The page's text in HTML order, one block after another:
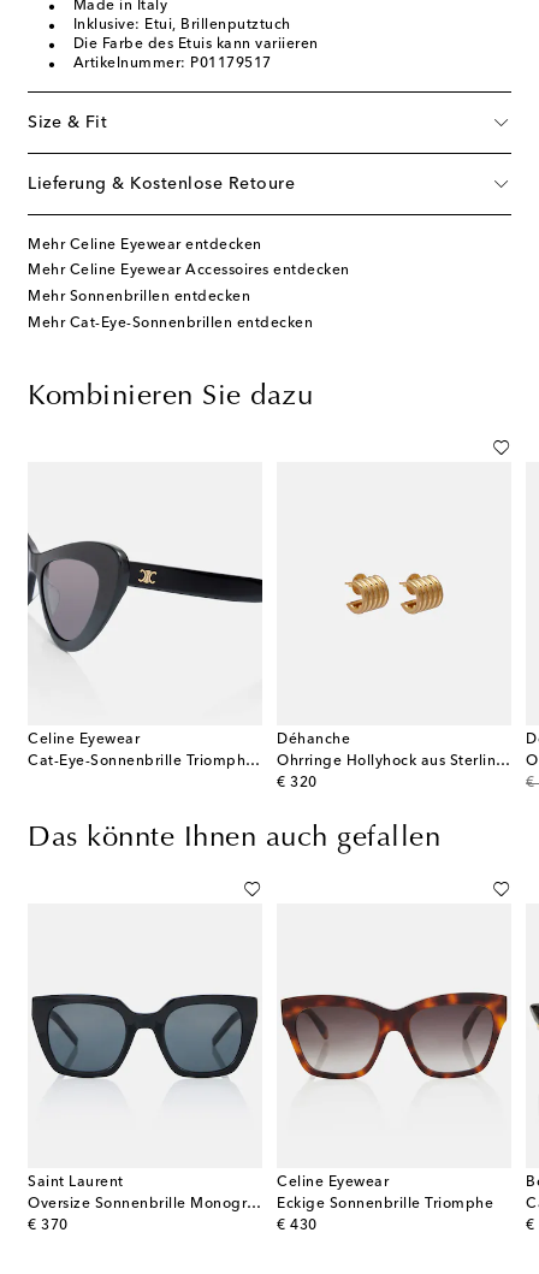
Made in Italy
Inklusive: Etui, Brillenputztuch
Die Farbe des Etuis kann variieren
Artikelnummer: P01179517
Size & Fit
Lieferung & Kostenlose Retoure
Mehr Celine Eyewear entdecken
Mehr Celine Eyewear Accessoires entdecken
Mehr Sonnenbrillen entdecken
Mehr Cat-Eye-Sonnenbrillen entdecken
Kombinieren Sie dazu
Celine Eyewear
Cat-Eye-Sonnenbrille Triomphe Mini
Déhanche
Ohrringe Hollyhock aus Sterlingsilber
€ 320
original price
€
Das könnte Ihnen auch gefallen
Saint Laurent
Oversize Sonnenbrille Monogram
€ 370
original price
Celine Eyewear
Eckige Sonnenbrille Triomphe
€ 430
original price
€